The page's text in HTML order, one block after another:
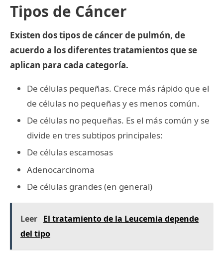
Tipos de Cáncer
Existen dos tipos de cáncer de pulmón, de
acuerdo a los diferentes tratamientos que se
aplican para cada categoría.
De células pequeñas. Crece más rápido que el
de células no pequeñas y es menos común.
De células no pequeñas. Es el más común y se
divide en tres subtipos principales:
De células escamosas
Adenocarcinoma
De células grandes (en general)
Leer El tratamiento de la Leucemia depende
del tipo